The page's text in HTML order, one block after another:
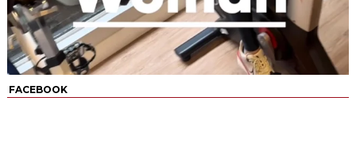
FACEBOOK